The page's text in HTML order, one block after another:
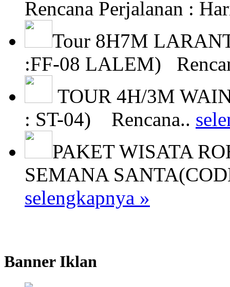
Rencana Perjalanan :
Tour 8H7M
:FF-08 LALEM)
TOUR 4H/3M
: ST-04) Rencana..
PAKET WISATA
SEMANA
selengkapnya »
Banner Iklan